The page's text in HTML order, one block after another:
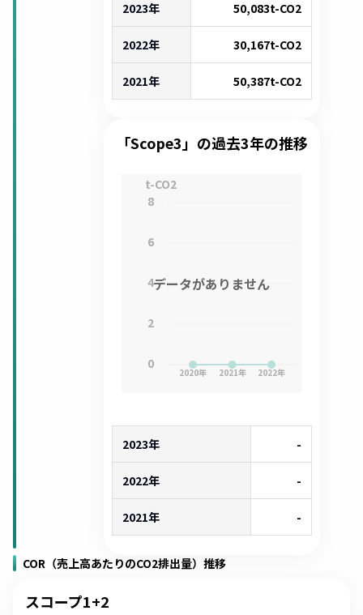
2023年 50,083t-CO2
2022年 30,167t-CO2
2021年 50,387t-CO2
「Scope3」の過去3年の推移
2020年 2021年 2022年
0
2
4
6
8
t-CO2
データがありません
2023年 -
2022年 -
2021年 -
COR（売上高あたりのCO2排出量）推移
スコープ1+2